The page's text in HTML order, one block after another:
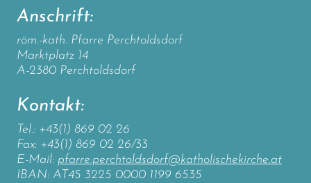
Anschrift:
röm.-kath. Pfarre Perchtoldsdorf
Marktplatz 14
A-2380 Perchtoldsdorf
Kontakt:
Tel.: +43(1) 869 02 26
Fax: +43(1) 869 02 26/33
E-Mail: pfarre.perchtoldsdorf@katholischekirche.at
IBAN: AT45 3225 0000 1199 6535